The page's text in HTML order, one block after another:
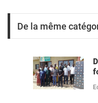
De la même